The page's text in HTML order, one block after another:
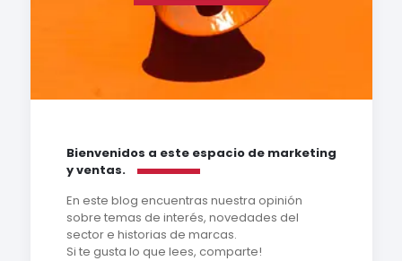
Bienvenidos a este espacio de marketing
y ventas.
En este blog encuentras nuestra opinión
sobre temas de interés, novedades del
sector e historias de marcas.
Si te gusta lo que lees, comparte!